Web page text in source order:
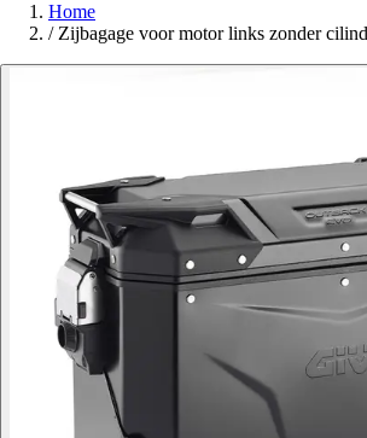
Home
/ Zijbagage voor motor links zonder